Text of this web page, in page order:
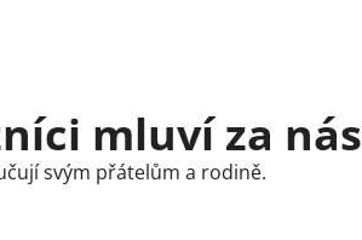
mluví za nás
svým přátelům a rodině.